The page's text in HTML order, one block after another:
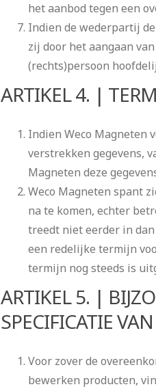
het aanbod tegen een
Indien de wederpartij
zij door het aangaan
(rechts)persoon
ARTIKEL 4. |
Indien Weco Magneten
verstrekken gegevens,
Magneten deze
Weco Magneten spant
na te komen, echter
treedt niet eerder in
een redelijke termijn
termijn nog steeds is
ARTIKEL 5. |
SPECIFICATIE
Voor zover de
bewerken producten,